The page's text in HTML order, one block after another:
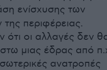
ενίσχυσης των
περιφέρειας.
ότι οι αλλαγές δεν
μιας έδρας από
ανατροπές